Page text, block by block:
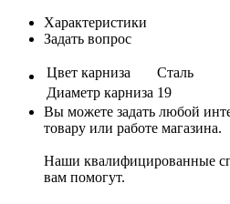
Характеристики
Задать вопрос
Цвет карниза
Сталь
Диаметр карниза 19
Вы можете задать любой
товару или работе магазина.
Наши квалифицированные
вам помогут.